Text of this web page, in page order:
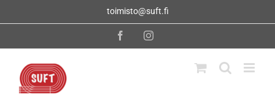
toimisto@suft.fi
FacebookInstagram